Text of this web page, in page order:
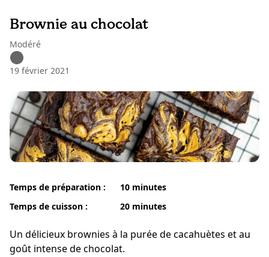
Brownie au chocolat
Modéré
19 février 2021
Temps de préparation :
Temps de cuisson :
10 minutes
20 minutes
Un délicieux brownies à la purée de cacahuètes et au
goût intense de chocolat.